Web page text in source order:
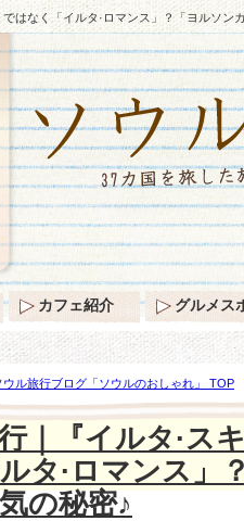
はなく「イルタ·ロマンス」？「ヨルソン
ル旅行ブログ「ソウルのおしゃれ」 TOP
イルタ·ロマンス」？「ヨルソンカップル」
｜『イルタ·ス
タ·ロマンス」
の秘密♪
カフェ紹介 グルメス